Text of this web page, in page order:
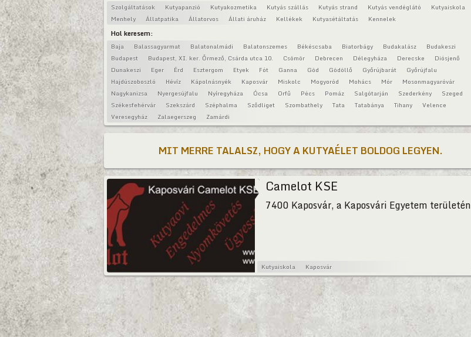
Szolgáltatások Kutyapanzió Kutyakozmetika Kutyás szállás Kutyás strand Kutyás vendéglátó
Kutyaiskola
Menhely
Állatpatika Állatorvos Állati áruház Kellékek Kutyasétáltatás Kennelek
Hol keresem:
Baja Balassagyarmat Balatonalmádi Balatonszemes Békéscsaba Biatorbágy Budakalász
Budakeszi
Budapest
Budapest, XI. ker. Őrmező, Csárda utca 10. Csömör Debrecen Délegyháza Derecske
Diósjenő
Dunakeszi
Eger Érd Esztergom Etyek Fót Ganna Göd Gödöllő Győrújbarát
Győrújfalu
Hajdúszoboszló
Hévíz Kápolnásnyék Kaposvár Miskolc Mogyoród Mohács Mór
Mosonmagyaróvár
Nagykanizsa
Nyergesújfalu Nyíregyháza Ócsa Orfű Pécs Pomáz Salgótarján Szederkény
Szeged
Székesfehérvár
Szekszárd Széphalma Sződliget Szombathely Tata Tatabánya Tihany
Velence
Veresegyház
Zalaegerszeg Zamárdi
MIT MERRE TALALSZ, HOGY A KUTYAÉLET BOLDOG LEGYEN.
Camelot KSE
7400 Kaposvár, a Kaposvári Egyetem területén
Kutyaiskola Kaposvár